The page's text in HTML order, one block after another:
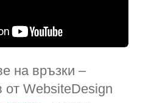
на връзки –
WebsiteDesign